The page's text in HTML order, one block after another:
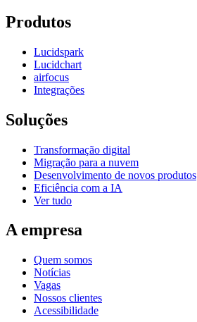
Produtos
Lucidspark
Lucidchart
airfocus
Integrações
Soluções
Transformação digital
Migração para a nuvem
Desenvolvimento de novos produtos
Eficiência com a IA
Ver tudo
A empresa
Quem somos
Notícias
Vagas
Nossos clientes
Acessibilidade